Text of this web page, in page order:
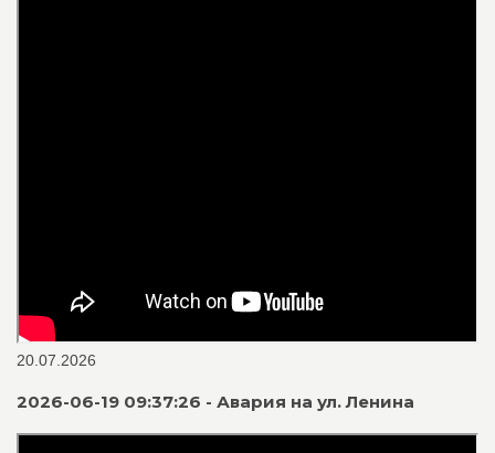
20.07.2026
2026-06-19 09:37:26 - Авария на ул. Ленина